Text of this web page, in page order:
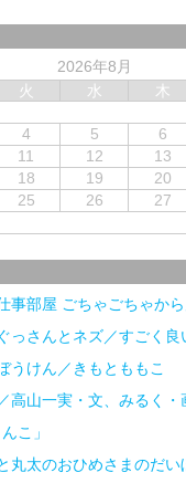
2026年8月
火 水 木
4 5 6
11 12 13
18 19 20
25 26 27
事部屋 ごちゃごちゃか
っさんとネズ／すごく良
うけん／きもとももこ
高山一実・文、みるく・
こ」
丸太のおひめさまのだ